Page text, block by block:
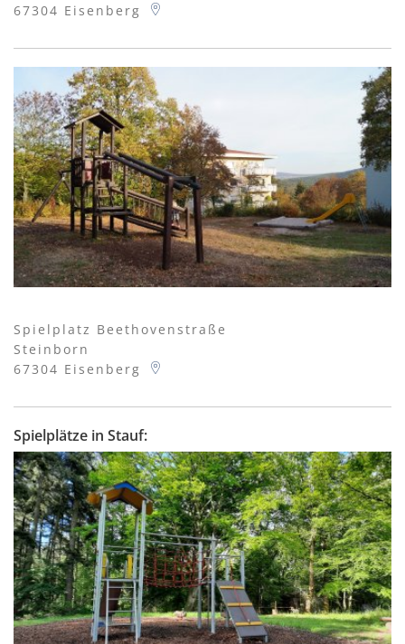
67304 Eisenberg
Spielplatz Beethovenstraße
Steinborn
67304 Eisenberg
Spielplätze in Stauf: